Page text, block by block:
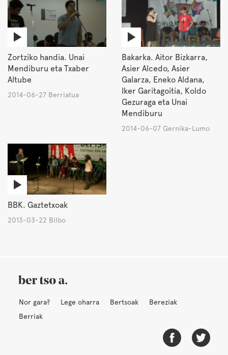
Zortziko handia. Unai
Mendiburu eta Txaber
Altube
2014-06-27 Berriatua
Bakarka. Aitor Bizkarra,
Asier Alcedo, Asier
Galarza, Eneko Aldana,
Iker Garitagoitia, Koldo
Gezuraga eta Unai
Mendiburu
2014-06-07 Gernika-Lumo
BBK. Gaztetxoak
2013-03-22 Bilbo
Nor gara? Lege oharra Bertsoak
Bereziak
Berriak